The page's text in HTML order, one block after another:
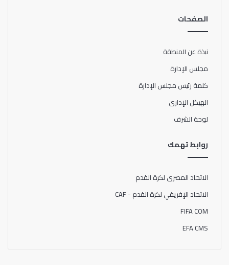
الصفحات
نبذة عن المنطقة
مجلس الإدارة
كلمة رئيس مجلس الإدارة
الهيكل الإدارى
لوحة الشرف
روابط تهمك
الاتحاد المصرى لكرة القدم
الاتحاد الإفريقي لكرة القدم - CAF
FIFA COM
EFA CMS